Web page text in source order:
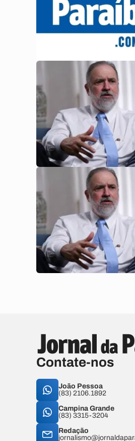
Contate-nos
João Pessoa
(83) 2106.1892
Campina Grande
(83) 3315-3204
Redação